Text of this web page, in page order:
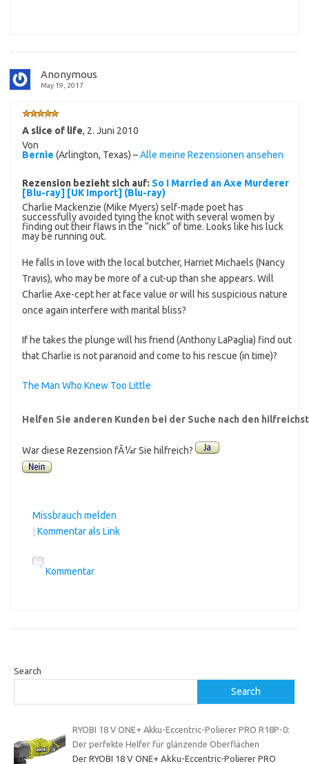
Anonymous
May 19, 2017
A slice of life, 2. Juni 2010
Von
Bernie (Arlington, Texas) –Alle meine Rezensionen ansehen
Rezension bezieht sich auf: So I Married an Axe Murderer
[Blu-ray] [UK Import] (Blu-ray)
Charlie Mackenzie (Mike Myers) self-made poet has
successfully avoided tying the knot with several women by
finding out their flaws in the “nick” of time. Looks like his luck
may be running out.
He falls in love with the local butcher, Harriet Michaels (Nancy
Travis), who may be more of a cut-up than she appears. Will
Charlie Axe-cept her at face value or will his suspicious nature
once again interfere with marital bliss?
If he takes the plunge will his friend (Anthony LaPaglia) find out
that Charlie is not paranoid and come to his rescue (in time)?
The Man Who Knew Too Little
Helfen Sie anderen Kunden bei der Suche nach den
War diese Rezension fÃ¼r Sie hilfreich?
Missbrauch melden
| Kommentar als Link
Kommentar
Search
Search
RYOBI 18 V ONE+ Akku-Eccentric-Polierer PRO R18P-0:
Der perfekte Helfer für glänzende Oberflächen
Der RYOBI 18 V ONE+ Akku-Eccentric-Polierer PRO